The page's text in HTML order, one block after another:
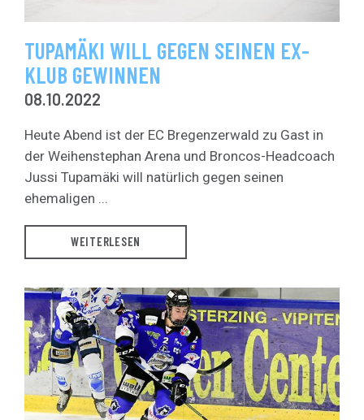
TUPAMÄKI WILL GEGEN SEINEN EX-
KLUB GEWINNEN
08.10.2022
Heute Abend ist der EC Bregenzerwald zu Gast in
der Weihenstephan Arena und Broncos-Headcoach
Jussi Tupamäki will natürlich gegen seinen
ehemaligen ...
WEITERLESEN